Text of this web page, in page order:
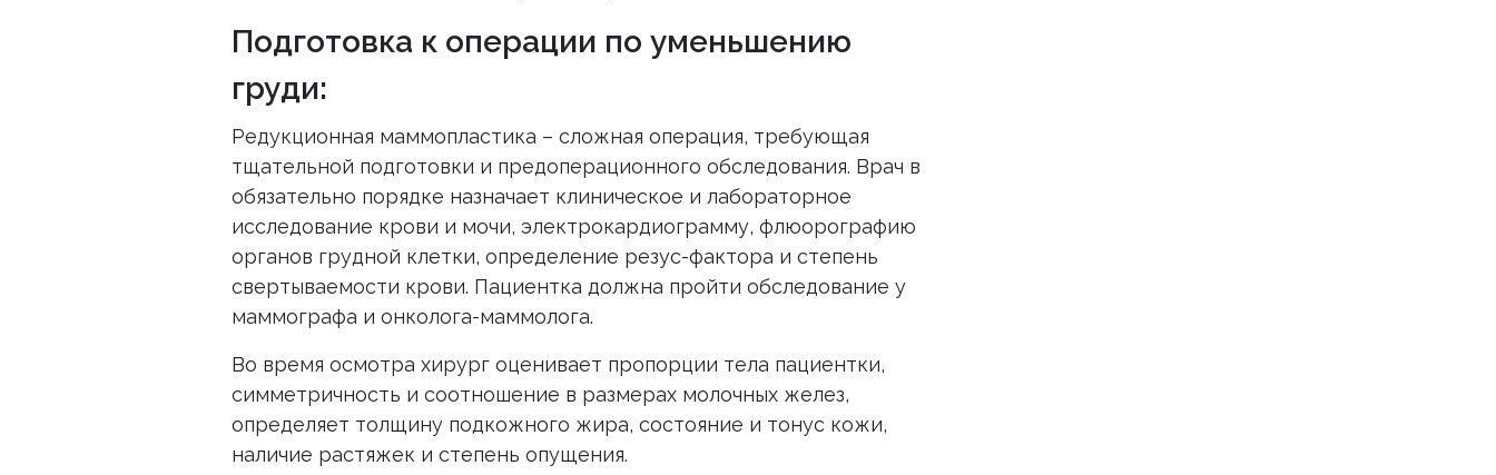
Подготовка к операции по уменьшению
груди:
Редукционная маммопластика – сложная операция, требующая
тщательной подготовки и предоперационного обследования. Врач в
обязательно порядке назначает клиническое и лабораторное
исследование крови и мочи, электрокардиограмму, флюорографию
органов грудной клетки, определение резус-фактора и степень
свертываемости крови. Пациентка должна пройти обследование у
маммографа и онколога-маммолога.
Во время осмотра хирург оценивает пропорции тела пациентки,
симметричность и соотношение в размерах молочных желез,
определяет толщину подкожного жира, состояние и тонус кожи,
наличие растяжек и степень опущения.